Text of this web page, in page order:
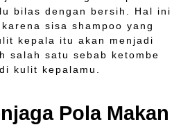
bilas dengan bersih. Hal ini
sisa shampoo yang
kepala itu akan menjadi
salah satu sebab ketombe
kulit kepalamu.
Pola Makan